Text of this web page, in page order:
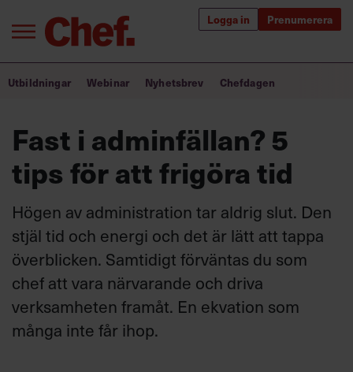
Logga in Prenumerera
Annonsera
Om oss
Kontakta oss
Bra ledare förändrar världen
Utbildning för ledare
Chefakademin+
Populära utbildningar
Utbildningar Webinar Nyhetsbrev Chefdagen
Fast i adminfällan? 5
tips för att frigöra tid
Högen av administration tar aldrig slut. Den
stjäl tid och energi och det är lätt att tappa
överblicken. Samtidigt förväntas du som
chef att vara närvarande och driva
verksamheten framåt. En ekvation som
många inte får ihop.